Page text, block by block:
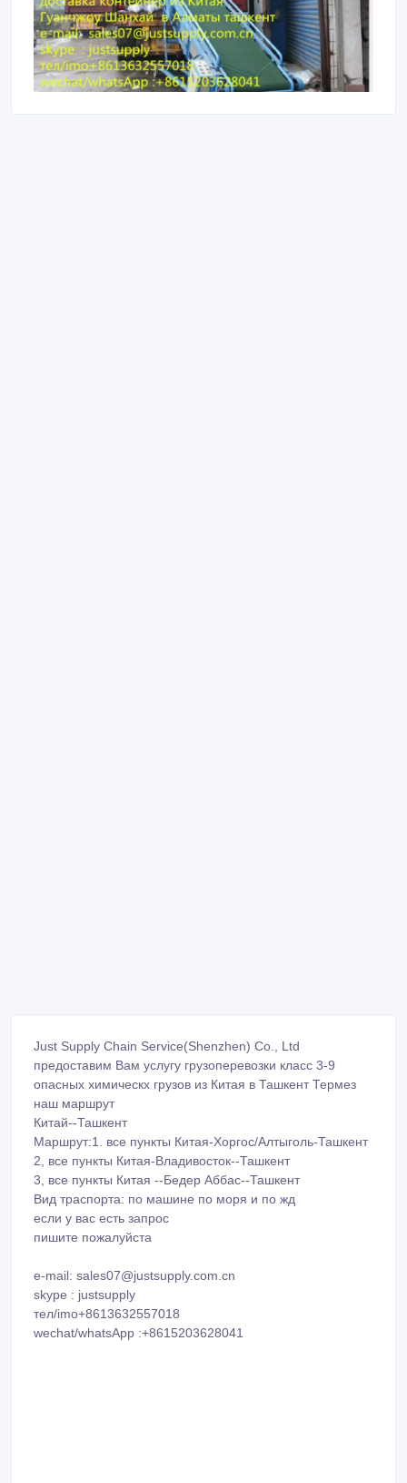
Just Supply Chain Service(Shenzhen) Co., Ltd
предоставим Вам услугу грузоперевозки класс 3-9
опасных химическх грузов из Китая в Ташкент Термез
наш маршрут
Китай--Ташкент
Маршрут:1. все пункты Китая-Хоргос/Алтыголь-Ташкент
2, все пункты Китая-Владивосток--Ташкент
3, все пункты Китая --Бедер Аббас--Ташкент
Вид траспорта: по машине по моря и по жд
если у вас есть запрос
пишите пожалуйста
e-mail: sales07@justsupply.com.cn
skype : justsupply
тел/imo+8613632557018
wechat/whatsApp :+8615203628041